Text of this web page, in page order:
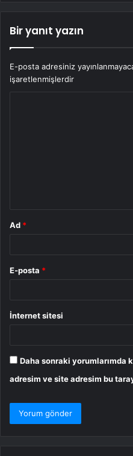
Bir yanıt yazın
E-posta adresiniz
işaretlenmişlerdir
Ad *
E-posta *
İnternet sitesi
Daha sonraki yorumlarımda
adresim ve site adresim bu